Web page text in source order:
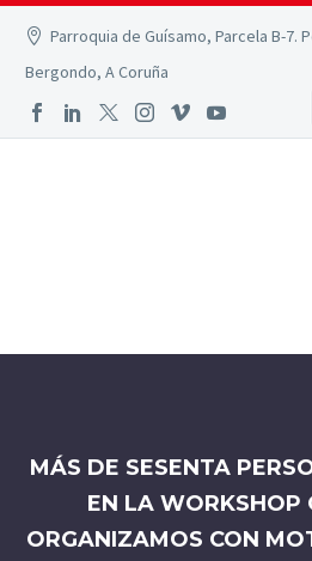
Parroquia de Guísamo, Parcela B-7.
Bergondo, A Coruña
MÁS DE SESENTA
EN LA WORKSHOP
ORGANIZAMOS CON